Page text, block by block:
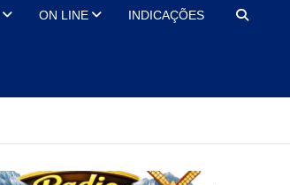
ON LINE INDICAÇÕES